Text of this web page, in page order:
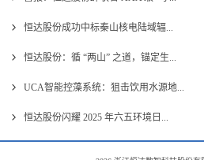
恒达股份成功中标秦山核电陆域辐...
恒达股份：循 “两山” 之道，锚定生...
UCA智能控藻系统：狙击饮用水源地...
恒达股份闪耀 2025 年六五环境日...